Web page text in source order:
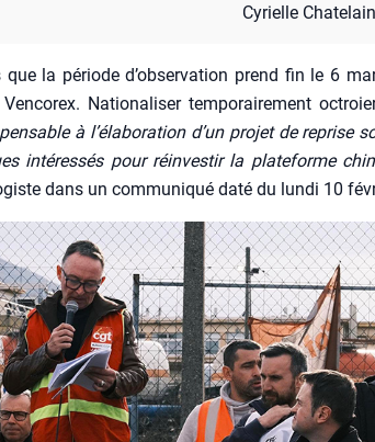
Cyrielle
que la période d’ob­ser­va­tion prend fin le 6
Natio­na­li­ser tem­po­rai­re­ment
à l’élaboration d’un pro­jet de reprise
inté­res­sés pour réin­ves­tir la pla­te­forme
dans un com­mu­ni­qué daté du lun­di 10